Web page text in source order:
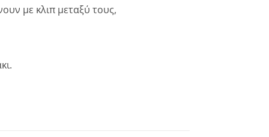
με κλιπ μεταξύ τους,